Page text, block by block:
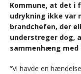
Kommune, at det i
udrykning ikke var
brandchefen, der
understreger dog,
sammenhæng
“Vi havde en